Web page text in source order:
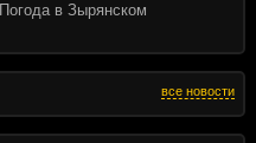
все новости
Погода в Зырянском